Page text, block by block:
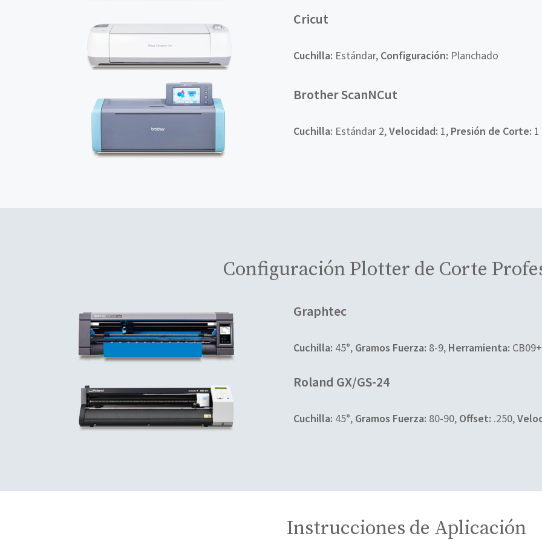
Cricut
Cuchilla: Estándar, Configuración: Planchado
Brother ScanNCut
Cuchilla: Estándar 2,Velocidad: 1, Presión de Corte: 1
Configuración Plotter de Corte
Graphtec
Cuchilla: 45°, Gramos Fuerza: 8-9, Herramienta:
Roland GX/GS-24
Cuchilla: 45°, Gramos Fuerza: 80-90, Offset: .250,
Instrucciones de Aplicación